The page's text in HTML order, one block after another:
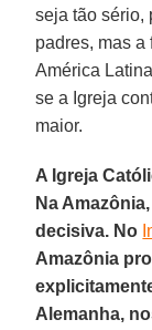
seja tão sério,
padres, mas a
América
se a Igreja
maior.
A Igreja
Na
decisiva. No
Amazônia
Alemanha,